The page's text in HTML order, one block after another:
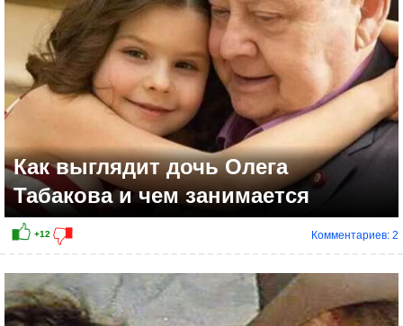
Как выглядит дочь Олега
Табакова и чем занимается
Комментариев: 2